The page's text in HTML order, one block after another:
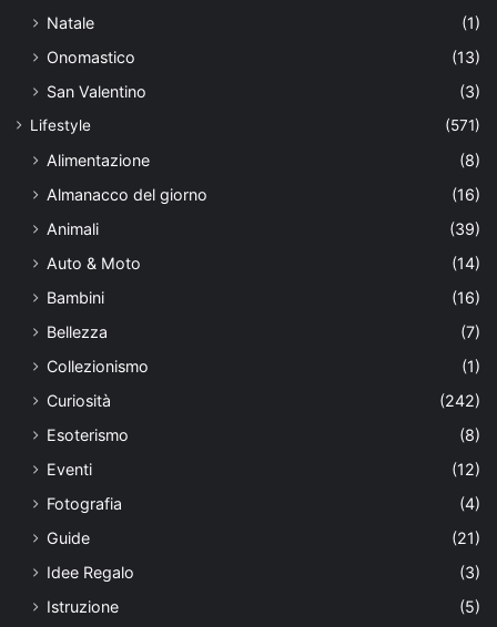
Natale
(1)
Onomastico
(13)
San Valentino
(3)
Lifestyle (571)
Alimentazione
(8)
Almanacco del giorno
(16)
Animali
(39)
Auto & Moto
(14)
Bambini
(16)
Bellezza
(7)
Collezionismo
(1)
Curiosità
(242)
Esoterismo
(8)
Eventi
(12)
Fotografia
(4)
Guide
(21)
Idee Regalo
(3)
Istruzione
(5)